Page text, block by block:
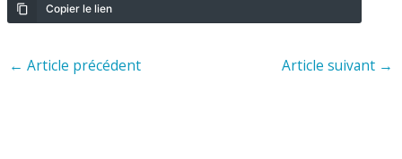
Copier le lien
← Article précédent Article suivant →